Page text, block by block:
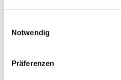
Notwendig
Präferenzen